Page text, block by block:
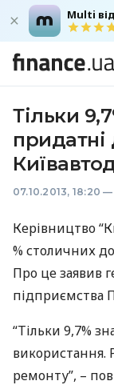
Multi
Тільки
придатні
07.10.2013, 18:20 —
Керівництво
% столичних
Про це заявив
підприємства
“Тільки 9,7%
використання.
ремонту”, –